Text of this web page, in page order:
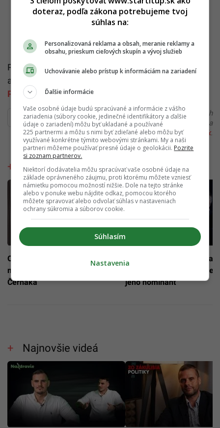
Pre viac rozhovorov so zaujímavými osobnosťami a
aktuálnej politickej situácii sleduj aj ďalšie epizódy
Pod Tlakom
Ďakujeme, že čítaš Startitup. V prípade, že máš postreh
alebo si našiel v článku chybu, napíš nám na
redakcia@startitup.sk.
Pod Tlakom
Ondrík: Bývalý pracovník SIS sa
mi poďakoval za stvárnenie
Černáka
Zábojník a Mikulec:
Ficova zodpovednosť,
jeho nominant
Najnovšie videá
doteraz, podľa zákona potrebujeme tvoj
súhlas na:
Personalizovaná reklama a obsah, meranie reklamy a
obsahu, prieskum cieľových skupín a vývoj služieb
Uchovávanie alebo prístup k informáciám na zariadení
Ďalšie informácie
Vaše osobné údaje budú spracúvané a informácie z vášho
zariadenia (súbory cookie, jedinečné identifikátory a ďalšie
údaje o zariadení) môžu byť ukladané a používané
225 partnermi a môžu s nimi byť zdieľané alebo môžu byť
využívané konkrétne týmito webovými stránkami. My a naši
partneri môžeme používať presné údaje o geolokácii. Pozrite
si zoznam partnerov.
Niektorí dodávatelia môžu spracúvať vaše osobné údaje na
základe oprávneného záujmu, proti ktorému môžete vzniesť
námietku pomocou možností nižšie. Dole na tejto stránke
alebo v ponuke webu nájdite odkaz, pomocou ktorého
môžete spravovať alebo odvolať súhlas v nastaveniach
ochrany súkromia a súborov cookie.
Súhlasím
Nastavenia